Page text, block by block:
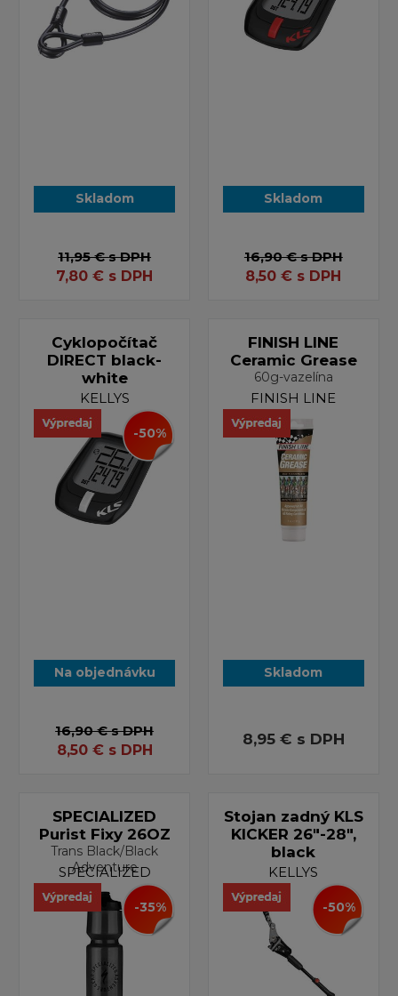
Skladom
11,95 €s DPH
7,80 € s DPH
Skladom
16,90 €s DPH
8,50 € s DPH
Cyklopočítač
DIRECT black-
white
KELLYS
-50%
Na objednávku
16,90 €s DPH
8,50€ s DPH
FINISH LINE
Ceramic Grease
60g-vazelína
FINISH LINE
Skladom
8,95 € s DPH
SPECIALIZED
Purist Fixy 26OZ
Trans Black/Black
Adventure
SPECIALIZED
-35%
Stojan zadný KLS
KICKER 26"-28",
black
KELLYS
-50%